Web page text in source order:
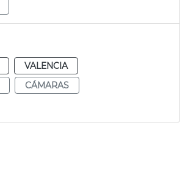
VALENCIA
CÁMARAS